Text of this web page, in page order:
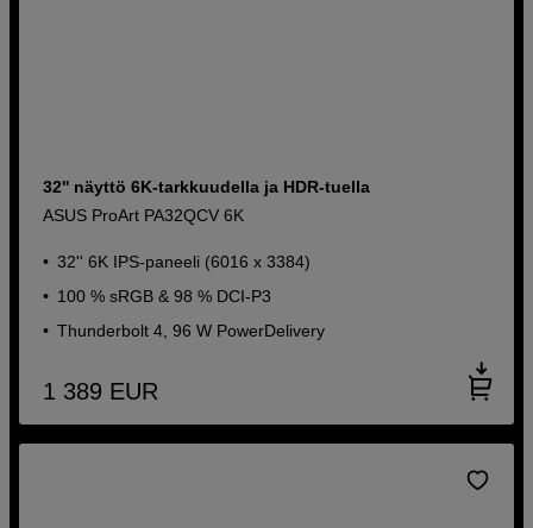
32'' näyttö 6K-tarkkuudella ja HDR-tuella
ASUS ProArt PA32QCV 6K
32'' 6K IPS-paneeli (6016 x 3384)
100 % sRGB & 98 % DCI-P3
Thunderbolt 4, 96 W PowerDelivery
1 389 EUR